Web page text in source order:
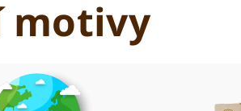
motivy